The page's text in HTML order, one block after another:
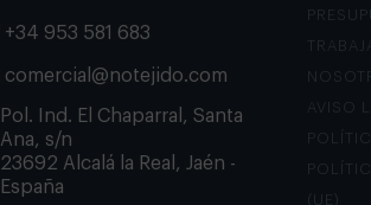
+34 953 581 683
comercial@notejido.com
Pol. Ind. El Chaparral, Santa
Ana, s/n
23692 Alcalá la Real, Jaén -
España
AVISO